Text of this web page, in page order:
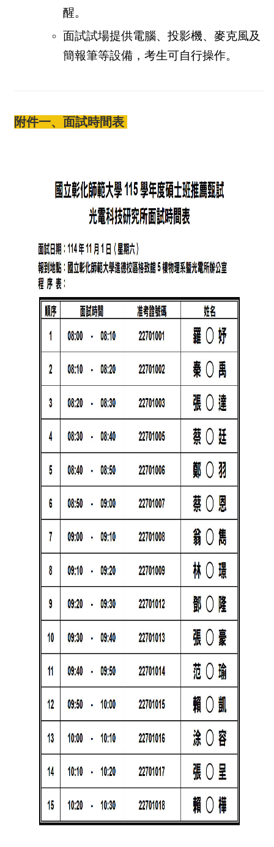
醒。
面試試場提供電腦、投影機、麥克風及
簡報筆等設備，考生可自行操作。
附件一、面試時間表